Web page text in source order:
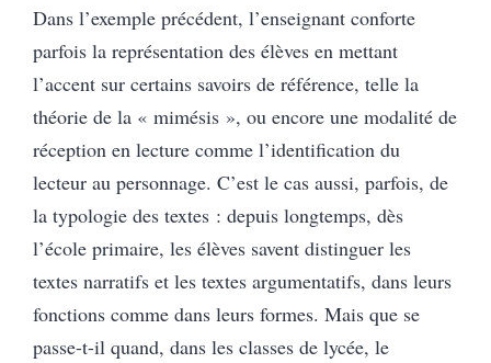
Dans l’exemple précédent, l’enseignant conforte
parfois la représentation des élèves en mettant
l’accent sur certains savoirs de référence, telle la
théorie de la « mimésis », ou encore une modalité de
réception en lecture comme l’identification du
lecteur au personnage. C’est le cas aussi, parfois, de
la typologie des textes : depuis longtemps, dès
l’école primaire, les élèves savent distinguer les
textes narratifs et les textes argumentatifs, dans leurs
fonctions comme dans leurs formes. Mais que se
passe-t-il quand, dans les classes de lycée, le